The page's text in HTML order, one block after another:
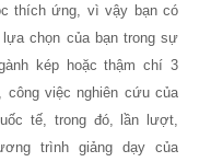
thích ứng, vì vậy bạn có
chọn của bạn trong sự
kép hoặc thậm chí 3
công việc nghiên cứu của
tế, trong đó, lần lượt,
trình giảng dạy của